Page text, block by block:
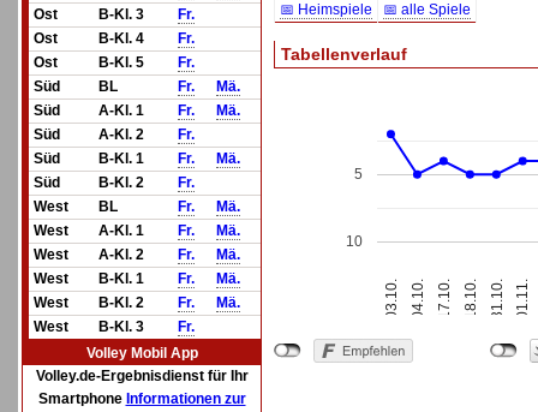
Ost
B-Kl. 3
Fr.
Ost
B-Kl. 4
Fr.
Ost
B-Kl. 5
Fr.
Süd
BL Fr.
Mä.
Süd
A-Kl. 1 Fr.
Mä.
Süd
A-Kl. 2
Fr.
Süd
B-Kl. 1 Fr.
Mä.
Süd
B-Kl. 2
Fr.
West
BL Fr.
Mä.
West
A-Kl. 1 Fr.
Mä.
West
A-Kl. 2 Fr.
Mä.
West
B-Kl. 1 Fr.
Mä.
West
B-Kl. 2 Fr.
Mä.
West
B-Kl. 3
Fr.
Volley Mobil App
Volley.de-Ergebnisdienst für Ihr
Smartphone Informationen zur
📅 Heimspiele
📅 alle Spiele
Tabellenverlauf
03.10. 04.10. 17.10. 18.10. 31.10. 01.11.
5
10